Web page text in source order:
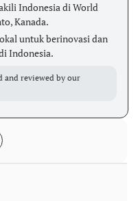
Indonesia di World
Kanada.
untuk berinovasi dan
Indonesia.
and reviewed by our